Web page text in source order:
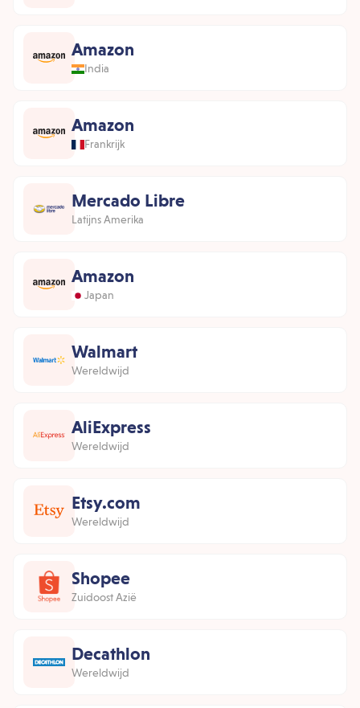
Amazon
India
Amazon
Frankrijk
Mercado Libre
Latijns Amerika
Amazon
Japan
Walmart
Wereldwijd
AliExpress
Wereldwijd
Etsy.com
Wereldwijd
Shopee
Zuidoost Azië
Decathlon
Wereldwijd